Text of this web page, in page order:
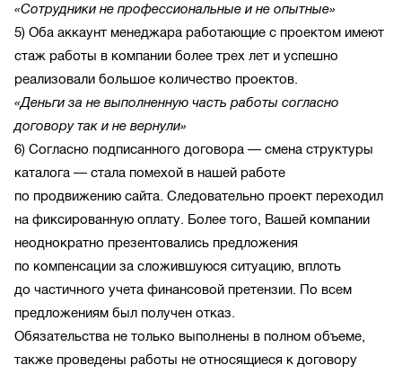
«Сотрудники не профессиональные и не опытные»
5) Оба аккаунт менеджара работающие с проектом имеют
стаж работы в компании более трех лет и успешно
реализовали большое количество проектов.
«Деньги за не выполненную часть работы согласно
договору так и не вернули»
6) Согласно подписанного договора — смена структуры
каталога — стала помехой в нашей работе
по продвижению сайта. Следовательно проект переходил
на фиксированную оплату. Более того, Вашей компании
неоднократно презентовались предложения
по компенсации за сложившуюся ситуацию, вплоть
до частичного учета финансовой претензии. По всем
предложениям был получен отказ.
Обязательства не только выполнены в полном объеме,
также проведены работы не относящиеся к договору